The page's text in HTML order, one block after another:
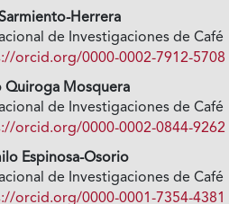
Herrera
de Investigaciones de Café
orcid.org/0000-0002-7912-5708
Quiroga Mosquera
de Investigaciones de Café
orcid.org/0000-0002-0844-9262
Espinosa-Osorio
de Investigaciones de Café
orcid.org/0000-0001-7354-4381